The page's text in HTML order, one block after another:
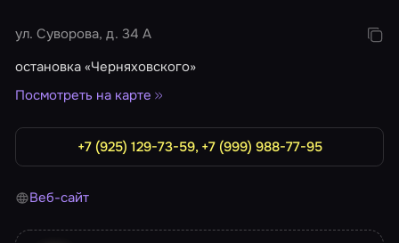
ул. Суворова, д. 34 А
остановка «​Черняховского»
Посмотреть на карте
+7 (925) 129-73-59, +7 (999) 988-77-95
Веб-сайт